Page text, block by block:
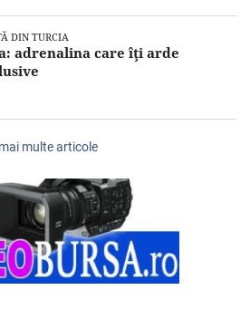
DIN TURCIA
adrenalina care îţi arde
mai multe articole